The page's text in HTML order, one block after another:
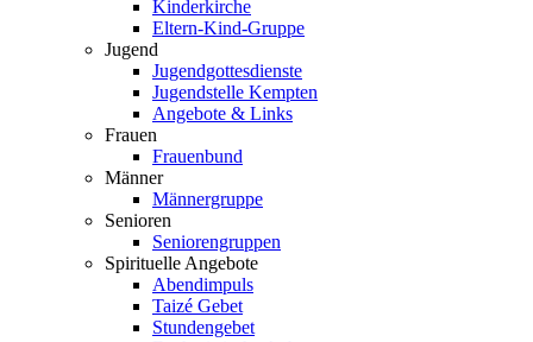
Kinderkirche
Eltern-Kind-Gruppe
Jugend
Jugendgottesdienste
Jugendstelle Kempten
Angebote & Links
Frauen
Frauenbund
Männer
Männergruppe
Senioren
Seniorengruppen
Spirituelle Angebote
Abendimpuls
Taizé Gebet
Stundengebet